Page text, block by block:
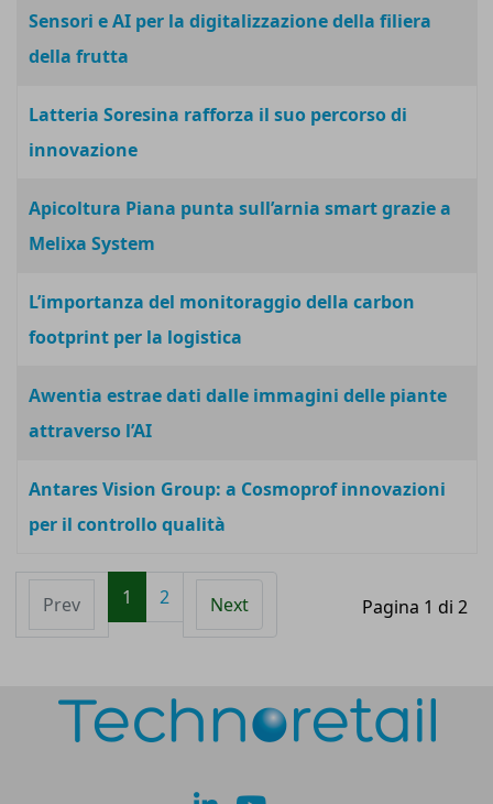
Sensori e AI per la digitalizzazione della filiera
della frutta
Latteria Soresina rafforza il suo percorso di
innovazione
Apicoltura Piana punta sull’arnia smart grazie a
Melixa System
L’importanza del monitoraggio della carbon
footprint per la logistica
Awentia estrae dati dalle immagini delle piante
attraverso l’AI
Antares Vision Group: a Cosmoprof innovazioni
per il controllo qualità
Pagina 1 di 2
Prev 1 2 Next